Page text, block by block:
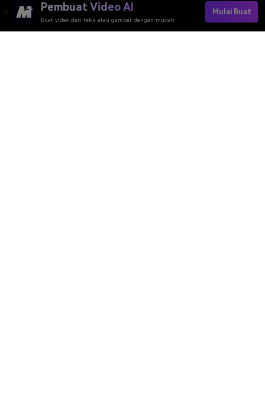
Pembuat Video AI
Buat video dari teks atau gambar dengan mudah
Mulai Buat